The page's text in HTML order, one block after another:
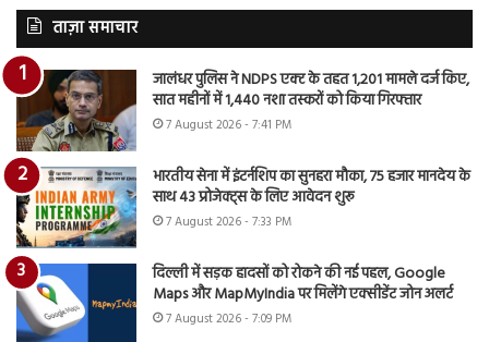
ताज़ा समाचार
जालंधर पुलिस ने NDPS एक्ट के तहत 1,201 मामले दर्ज किए,
सात महीनों में 1,440 नशा तस्करों को किया गिरफ्तार
7 August 2026 - 7:41 PM
भारतीय सेना में इंटर्नशिप का सुनहरा मौका, 75 हजार मानदेय के
साथ 43 प्रोजेक्ट्स के लिए आवेदन शुरू
7 August 2026 - 7:33 PM
दिल्ली में सड़क हादसों को रोकने की नई पहल, Google
Maps और MapMyIndia पर मिलेंगे एक्सीडेंट जोन अलर्ट
7 August 2026 - 7:09 PM